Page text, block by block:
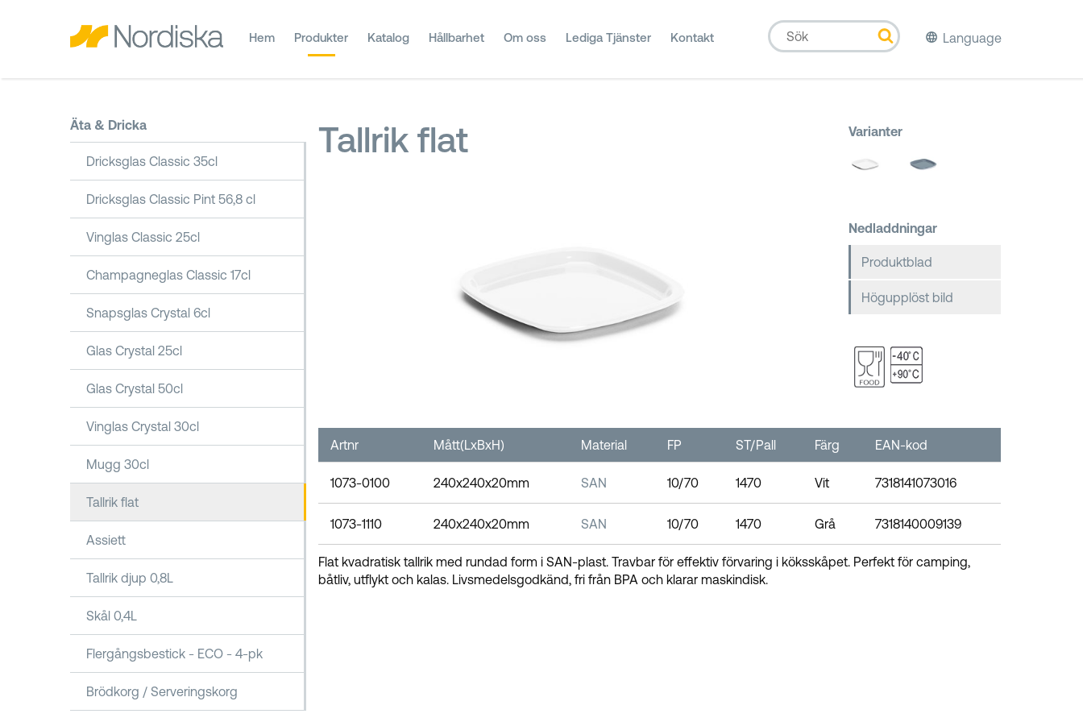
Hem Produkter Katalog Hållbarhet Om oss Lediga Tjänster Kontakt Language
Äta & Dricka
Dricksglas Classic 35cl
Dricksglas Classic Pint 56,8 cl
Vinglas Classic 25cl
Champagneglas Classic 17cl
Snapsglas Crystal 6cl
Glas Crystal 25cl
Glas Crystal 50cl
Vinglas Crystal 30cl
Mugg 30cl
Tallrik flat
Assiett
Tallrik djup 0,8L
Skål 0,4L
Flergångsbestick - ECO - 4-pk
Brödkorg / Serveringskorg
Tallrik flat Varianter
Nedladdningar
Produktblad
Högupplöst bild
Artnr Mått(LxBxH) Material FP ST/Pall Färg EAN-kod
1073-0100 240x240x20mm SAN 10/70 1470 Vit 7318141073016
1073-1110 240x240x20mm SAN 10/70 1470 Grå 7318140009139
Flat kvadratisk tallrik med rundad form i SAN-plast. Travbar för effektiv förvaring i köksskåpet. Perfekt för camping,
båtliv, utflykt och kalas. Livsmedelsgodkänd, fri från BPA och klarar maskindisk.